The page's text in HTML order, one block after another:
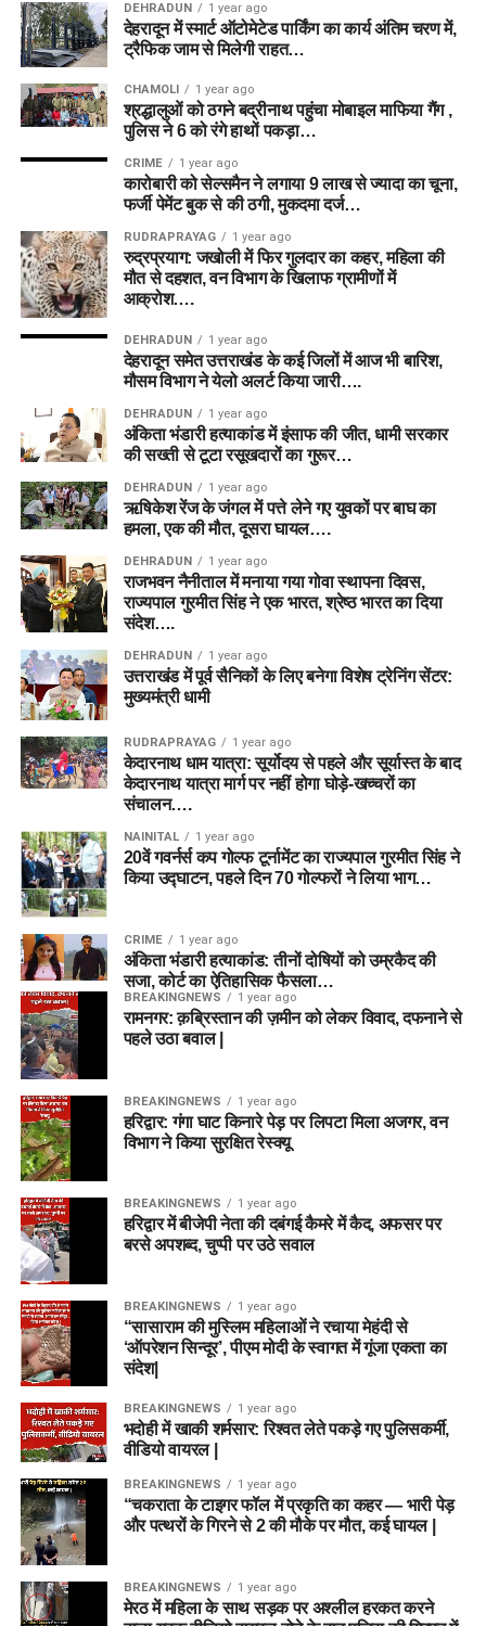
DEHRADUN 1 year ago
देहरादून में स्मार्ट ऑटोमेटेड पार्किंग का कार्य अंतिम चरण में,
ट्रैफिक जाम से मिलेगी राहत…
CHAMOLI 1 year ago
श्रद्धालुओं को ठगने बद्रीनाथ पहुंचा मोबाइल माफिया गैंग ,
पुलिस ने 6 को रंगे हाथों पकड़ा…
CRIME 1 year ago
कारोबारी को सेल्समैन ने लगाया 9 लाख से ज्यादा का चूना,
फर्जी पेमेंट बुक से की ठगी, मुकदमा दर्ज…
RUDRAPRAYAG 1 year ago
रुद्रप्रयाग: जखोली में फिर गुलदार का कहर, महिला की
मौत से दहशत, वन विभाग के खिलाफ ग्रामीणों में
आक्रोश….
DEHRADUN 1 year ago
देहरादून समेत उत्तराखंड के कई जिलों में आज भी बारिश,
मौसम विभाग ने येलो अलर्ट किया जारी….
DEHRADUN 1 year ago
अंकिता भंडारी हत्याकांड में इंसाफ की जीत, धामी सरकार
की सख्ती से टूटा रसूखदारों का गुरूर…
DEHRADUN 1 year ago
ऋषिकेश रेंज के जंगल में पत्ते लेने गए युवकों पर बाघ का
हमला, एक की मौत, दूसरा घायल….
DEHRADUN 1 year ago
राजभवन नैनीताल में मनाया गया गोवा स्थापना दिवस,
राज्यपाल गुरमीत सिंह ने एक भारत, श्रेष्ठ भारत का दिया
संदेश….
DEHRADUN 1 year ago
उत्तराखंड में पूर्व सैनिकों के लिए बनेगा विशेष ट्रेनिंग सेंटर:
मुख्यमंत्री धामी
RUDRAPRAYAG 1 year ago
केदारनाथ धाम यात्रा: सूर्योदय से पहले और सूर्यास्त के बाद
केदारनाथ यात्रा मार्ग पर नहीं होगा घोड़े-खच्चरों का
संचालन….
NAINITAL 1 year ago
20वें गवर्नर्स कप गोल्फ टूर्नामेंट का राज्यपाल गुरमीत सिंह ने
किया उद्घाटन, पहले दिन 70 गोल्फरों ने लिया भाग…
CRIME 1 year ago
अंकिता भंडारी हत्याकांड: तीनों दोषियों को उम्रकैद की
सजा, कोर्ट का ऐतिहासिक फैसला…
BREAKINGNEWS 1 year ago
रामनगर: क़ब्रिस्तान की ज़मीन को लेकर विवाद, दफनाने से
पहले उठा बवाल |
BREAKINGNEWS 1 year ago
हरिद्वार: गंगा घाट किनारे पेड़ पर लिपटा मिला अजगर, वन
विभाग ने किया सुरक्षित रेस्क्यू
BREAKINGNEWS 1 year ago
हरिद्वार में बीजेपी नेता की दबंगई कैमरे में कैद, अफसर पर
बरसे अपशब्द, चुप्पी पर उठे सवाल
BREAKINGNEWS 1 year ago
“सासाराम की मुस्लिम महिलाओं ने रचाया मेहंदी से
‘ऑपरेशन सिन्दूर’, पीएम मोदी के स्वागत में गूंजा एकता का
संदेश|
BREAKINGNEWS 1 year ago
भदोही में खाकी शर्मसार: रिश्वत लेते पकड़े गए पुलिसकर्मी,
वीडियो वायरल |
BREAKINGNEWS 1 year ago
“चकराता के टाइगर फॉल में प्रकृति का कहर — भारी पेड़
और पत्थरों के गिरने से 2 की मौके पर मौत, कई घायल |
BREAKINGNEWS 1 year ago
मेरठ में महिला के साथ सड़क पर अश्लील हरकत करने